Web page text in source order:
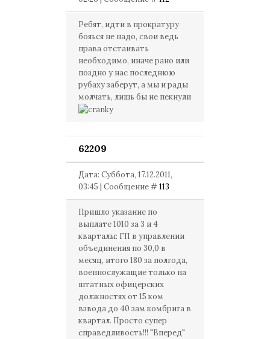
Ребят, идти в прократуру
бояься не надо, свои ведь
права отстаивать
необходимо, иначе рано или
поздно у нас последнюю
рубаху заберут, а мы и рады
молчать, лишь бы не пекнули
62209
Дата: Суббота, 17.12.2011,
03:45 | Сообщение #113
Пришло указание по
выплате 1010 за 3 и 4
кварталы: ГП в управлении
объединения по 30,0 в
месяц, итого 180 за полгода,
военнослужащие только на
штатных офицерских
должностях от 15 ком
взвода до 40 зам комбрига в
квартал. Просто супер
справедливость!!! "Вперед"